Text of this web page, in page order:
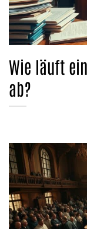
Wie läuft
ab?